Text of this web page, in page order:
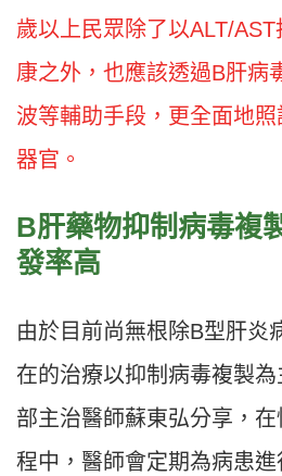
歲以上民眾除了以ALT/
康之外，也應該透過B肝病
波等輔助手段，更全面地
器官。
B肝藥物抑制病毒複
發率高
由於目前尚無根除B型肝炎
在的治療以抑制病毒複製
部主治醫師蘇東弘分享，
程中，醫師會定期為病患